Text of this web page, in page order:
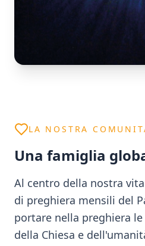
LA NOSTRA
Una famiglia
Al centro della nostra
di preghiera mensili del
portare nella preghiera
della Chiesa e